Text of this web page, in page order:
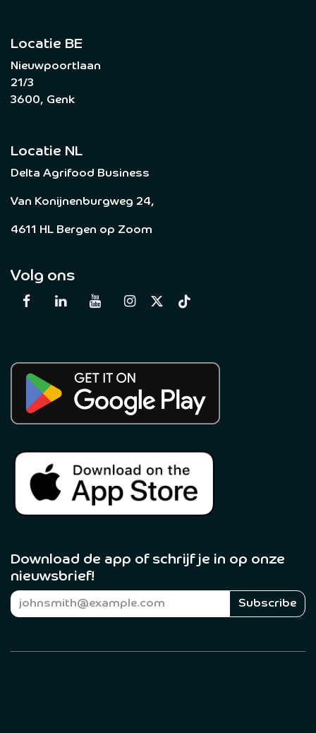
Locatie BE
Nieuwpoortlaan
21/3
3600, Genk
Locatie NL
Delta Agrifood Business
Van Konijnenburgweg 24,
4611 HL Bergen op Zoom
Volg ons
Download de app of schrijf je in op onze
nieuwsbrief! ​
Subscribe